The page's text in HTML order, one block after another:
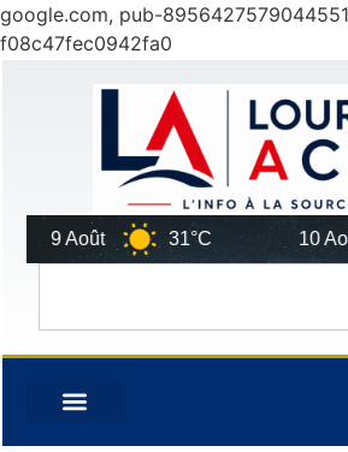
google.com, pub-
f08c47fec0942fa0
31°C 10 Août